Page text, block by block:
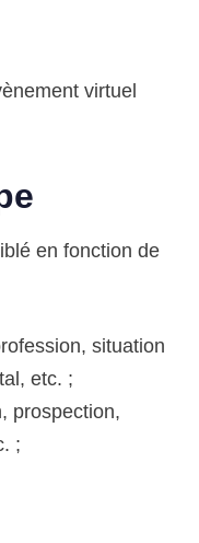
virtuel
en fonction de
situation
etc. ;
prospection,
;